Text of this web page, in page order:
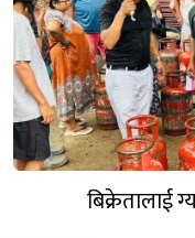
बिक्रेतालाई